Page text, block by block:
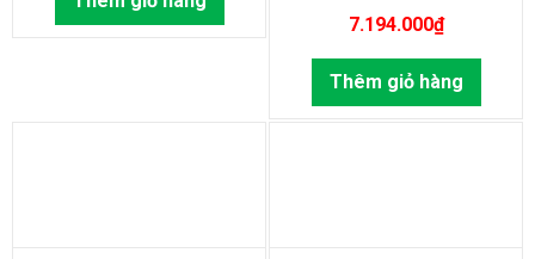
7.194.000₫
Thêm giỏ hàng